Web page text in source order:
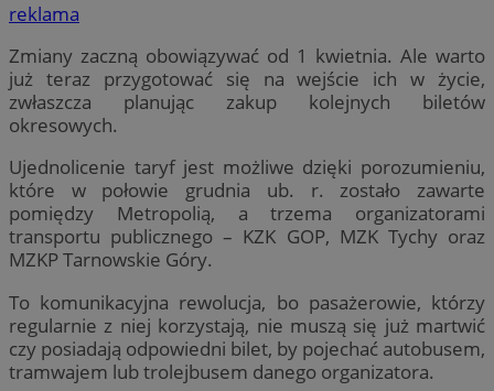
reklama
Zmiany zaczną obowiązywać od 1 kwietnia. Ale warto
już teraz przygotować się na wejście ich w życie,
zwłaszcza planując zakup kolejnych biletów
okresowych.
Ujednolicenie taryf jest możliwe dzięki porozumieniu,
które w połowie grudnia ub. r. zostało zawarte
pomiędzy Metropolią, a trzema organizatorami
transportu publicznego – KZK GOP, MZK Tychy oraz
MZKP Tarnowskie Góry.
To komunikacyjna rewolucja, bo pasażerowie, którzy
regularnie z niej korzystają, nie muszą się już martwić
czy posiadają odpowiedni bilet, by pojechać autobusem,
tramwajem lub trolejbusem danego organizatora.